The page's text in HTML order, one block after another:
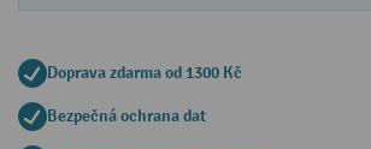
Doprava zdarma od 1300 Kč
Bezpečná ochrana dat